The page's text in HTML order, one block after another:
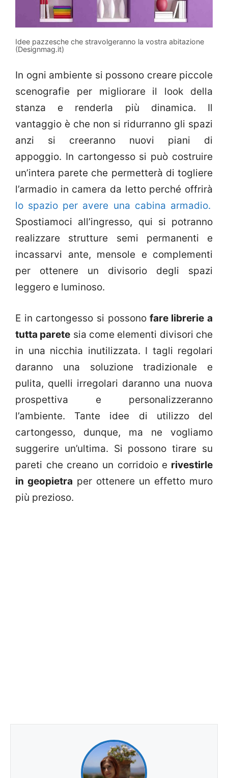
Idee pazzesche che stravolgeranno la vostra abitazione
(Designmag.it)
In ogni ambiente si possono creare piccole
scenografie per migliorare il look della
stanza e renderla più dinamica. Il
vantaggio è che non si ridurranno gli spazi
anzi si creeranno nuovi piani di
appoggio. In cartongesso si può costruire
un’intera parete che permetterà di togliere
l’armadio in camera da letto perché offrirà
lo spazio per avere una cabina armadio.
Spostiamoci all’ingresso, qui si potranno
realizzare strutture semi permanenti e
incassarvi ante, mensole e complementi
per ottenere un divisorio degli spazi
leggero e luminoso.
E in cartongesso si possonofare librerie a
tutta parete sia come elementi divisori che
in una nicchia inutilizzata. I tagli regolari
daranno una soluzione tradizionale e
pulita, quelli irregolari daranno una nuova
prospettiva e personalizzeranno
l’ambiente. Tante idee di utilizzo del
cartongesso, dunque, ma ne vogliamo
suggerire un’ultima. Si possono tirare su
pareti che creano un corridoio e rivestirle
in geopietra per ottenere un effetto muro
più prezioso.